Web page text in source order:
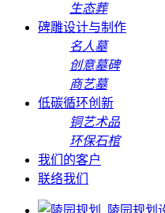
生态葬
碑雕设计与制作
名人墓
创意墓碑
商艺墓
低碳循环创新
铜艺术品
环保石棺
我们的客户
联络我们